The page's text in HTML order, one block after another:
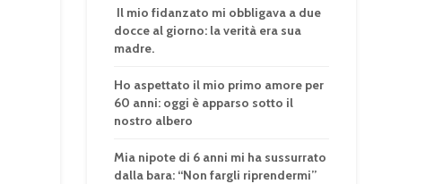
Il mio fidanzato mi obbligava a due
docce al giorno: la verità era sua
madre.
Ho aspettato il mio primo amore per
60 anni: oggi è apparso sotto il
nostro albero
Mia nipote di 6 anni mi ha sussurrato
dalla bara: “Non fargli riprendermi”